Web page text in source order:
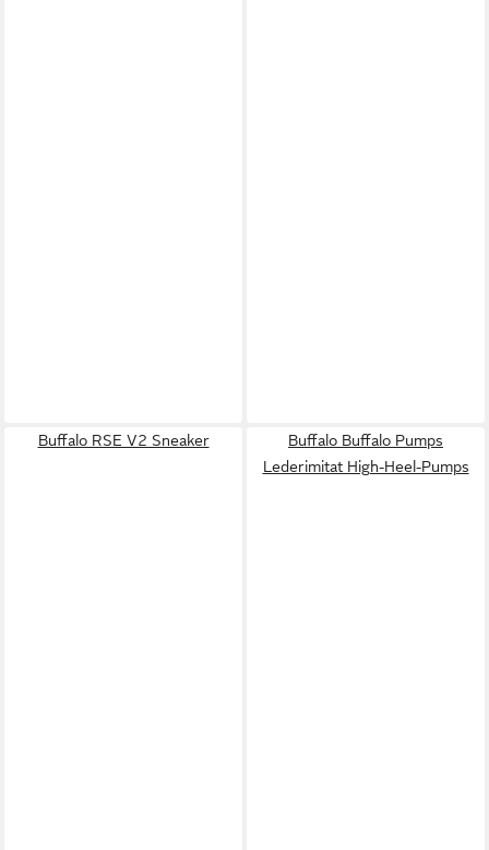
Buffalo RSE V2 Sneaker
Buffalo Buffalo Pumps
Lederimitat High-Heel-Pumps